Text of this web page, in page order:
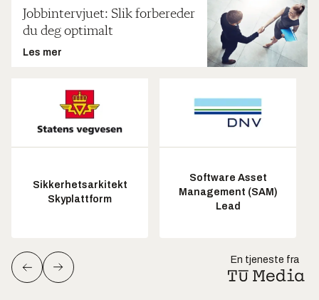
Jobbintervjuet: Slik forbereder
du deg optimalt
Les mer
Sikkerhetsarkitekt
Skyplattform
Software Asset
Management (SAM)
Lead
En tjeneste fra